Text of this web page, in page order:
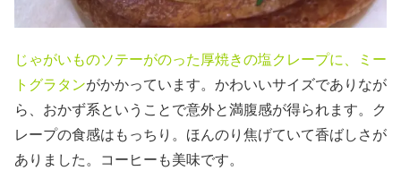
じゃがいものソテーがのった厚焼きの塩クレープに、ミー
トグラタンがかかっています。かわいいサイズでありなが
ら、おかず系ということで意外と満腹感が得られます。ク
レープの食感はもっちり。ほんのり焦げていて香ばしさが
ありました。コーヒーも美味です。